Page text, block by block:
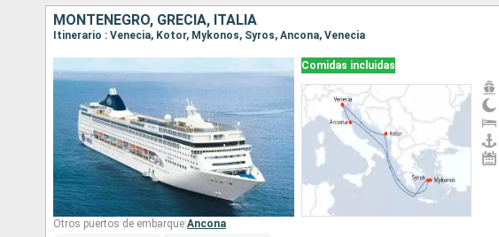
MONTENEGRO, GRECIA, ITALIA
Itinerario : Venecia, Kotor, Mykonos, Syros, Ancona, Venecia
Comidas incluidas
Otros puertos de embarque:Ancona